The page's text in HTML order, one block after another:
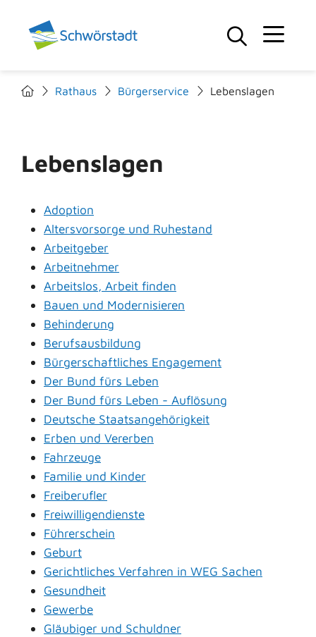
Rathaus Bürgerservice Lebenslagen
Lebenslagen
Adoption
Altersvorsorge und Ruhestand
Arbeitgeber
Arbeitnehmer
Arbeitslos, Arbeit finden
Bauen und Modernisieren
Behinderung
Berufsausbildung
Bürgerschaftliches Engagement
Der Bund fürs Leben
Der Bund fürs Leben - Auflösung
Deutsche Staatsangehörigkeit
Erben und Vererben
Fahrzeuge
Familie und Kinder
Freiberufler
Freiwilligendienste
Führerschein
Geburt
Gerichtliches Verfahren in WEG Sachen
Gesundheit
Gewerbe
Gläubiger und Schuldner